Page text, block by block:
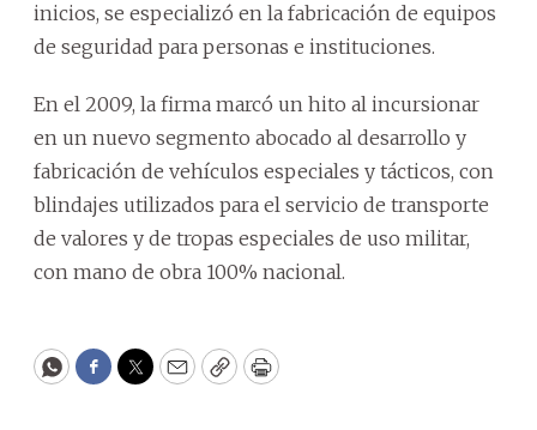
inicios, se especializó en la fabricación de equipos
de seguridad para personas e instituciones.
En el 2009, la firma marcó un hito al incursionar
en un nuevo segmento abocado al desarrollo y
fabricación de vehículos especiales y tácticos, con
blindajes utilizados para el servicio de transporte
de valores y de tropas especiales de uso militar,
con mano de obra 100% nacional.
WhatsApp
Facebook
Twitter
EmailCopyPrint